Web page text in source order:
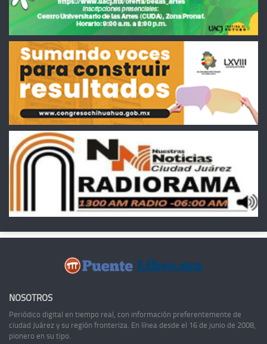
NOSOTROS
Periódico digital en tiempo real, con información preferentemente de
ciudad Juárez y su región fronteriza. En línea desde el 16 de junio de 2008,
pionero en su tipo.